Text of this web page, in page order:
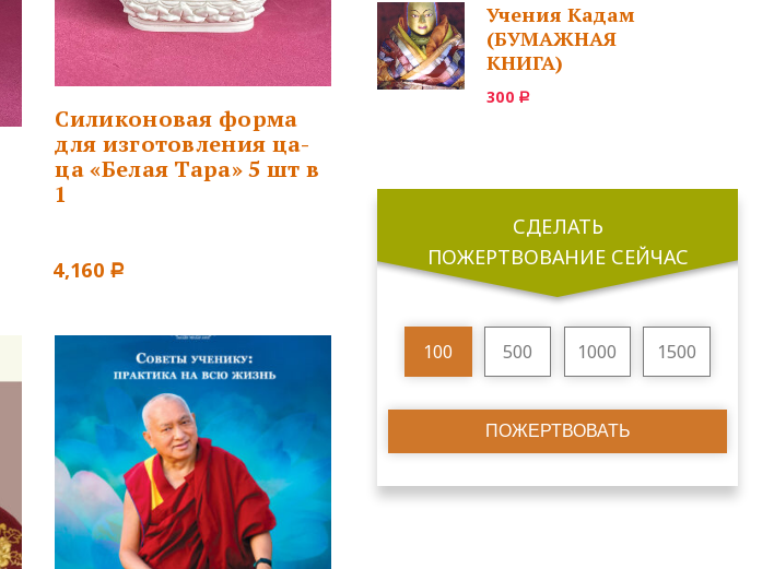
Силиконовая форма
для изготовления ца-
ца «Белая Тара» 5 шт в
1
4,160 Р
Учения Кадам
(БУМАЖНАЯ
КНИГА)
300 Р
СДЕЛАТЬ
ПОЖЕРТВОВАНИЕ СЕЙЧАС
100 500 1000 1500
ПОЖЕРТВОВАТЬ